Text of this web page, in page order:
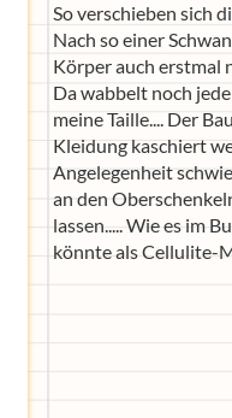
So verschieben sich
Nach so einer
Körper auch erstmal
Da wabbelt noch
meine Taille.... Der
Kleidung kaschiert
Angelegenheit
an den
lassen..... Wie es im
könnte als Cellulite-